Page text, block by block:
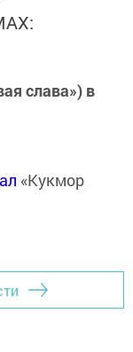
слава») в
«Кукмор